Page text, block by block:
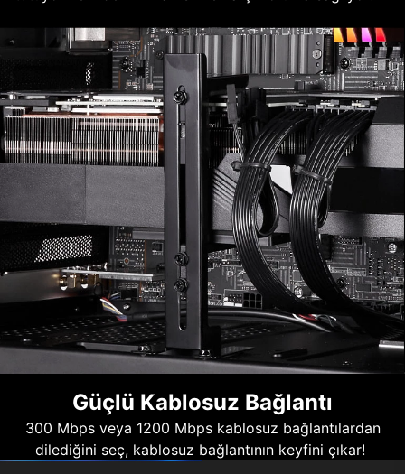
Güçlü Kablosuz Bağlantı
300 Mbps veya 1200 Mbps kablosuz bağlantılardan
dilediğini seç, kablosuz bağlantının keyfini çıkar!